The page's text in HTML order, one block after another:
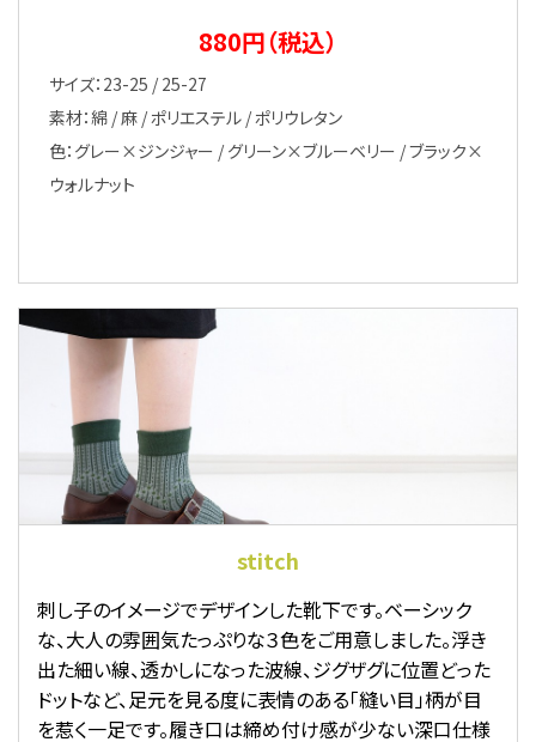
880円（税込）
サイズ：23-25 / 25-27
素材：綿 / 麻 / ポリエステル / ポリウレタン
色：グレー×ジンジャー / グリーン×ブルーベリー / ブラック×
ウォルナット
stitch
刺し子のイメージでデザインした靴下です。ベーシック
な、大人の雰囲気たっぷりな３色をご用意しました。浮き
出た細い線、透かしになった波線、ジグザグに位置どった
ドットなど、足元を見る度に表情のある「縫い目」柄が目
を惹く一足です。履き口は締め付け感が少ない深口仕様